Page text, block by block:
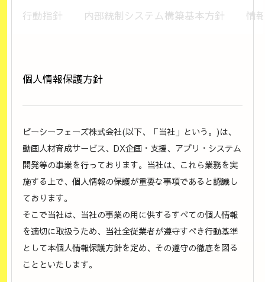
行動指針 内部統制システム構築基本方針 情
個人情報保護方針
ピーシーフェーズ株式会社(以下、「当社」という。)は、
動画人材育成サービス、DX企画・支援、アプリ・システム
開発等の事業を行っております。当社は、これら業務を実
施する上で、個人情報の保護が重要な事項であると認識し
ております。
そこで当社は、当社の事業の用に供するすべての個人情報
を適切に取扱うため、当社全従業者が遵守すべき行動基準
として本個人情報保護方針を定め、その遵守の徹底を図る
ことといたします。